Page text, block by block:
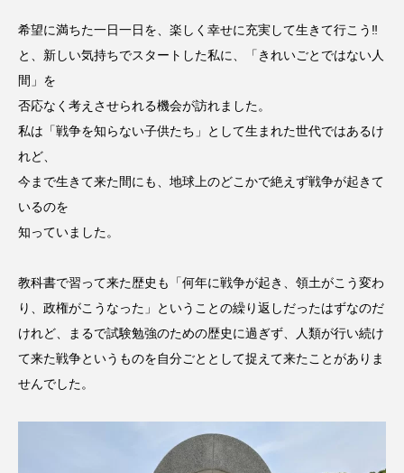
希望に満ちた一日一日を、楽しく幸せに充実して生きて行こう‼︎
と、新しい気持ちでスタートした私に、「きれいごとではない人
間」を
否応なく考えさせられる機会が訪れました。
私は「戦争を知らない子供たち」として生まれた世代ではあるけ
れど、
今まで生きて来た間にも、地球上のどこかで絶えず戦争が起きて
いるのを
知っていました。
教科書で習って来た歴史も「何年に戦争が起き、領土がこう変わ
り、政権がこうなった」ということの繰り返しだったはずなのだ
けれど、まるで試験勉強のための歴史に過ぎず、人類が行い続け
て来た戦争というものを自分ごととして捉えて来たことがありま
せんでした。